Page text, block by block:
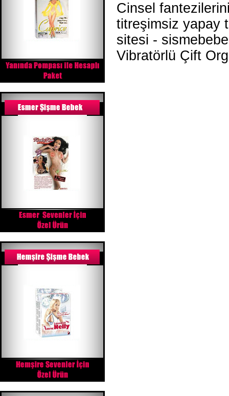
Cinsel
titreşimsiz yapay
sitesi -
Vibratörlü Çift